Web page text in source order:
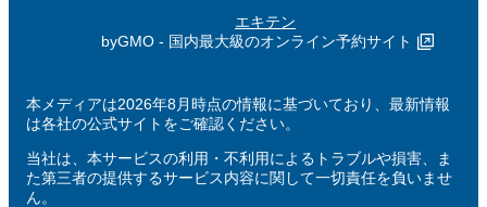
エキテン
byGMO - 国内最大級のオンライン予約サイト
本メディアは2026年8月時点の情報に基づいており、最新情報
は各社の公式サイトをご確認ください。
当社は、本サービスの利用・不利用によるトラブルや損害、ま
た第三者の提供するサービス内容に関して一切責任を負いませ
ん。